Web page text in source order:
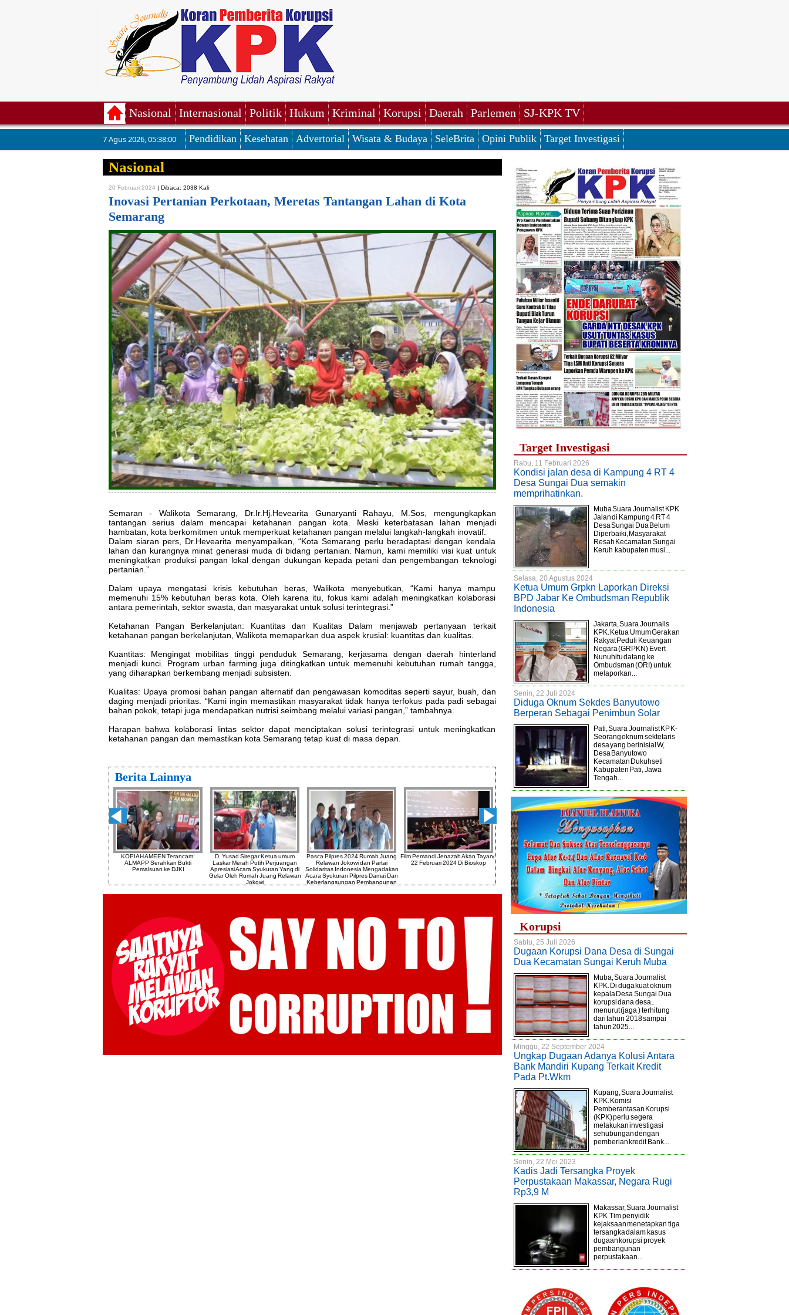
Nasional Internasional Politik Hukum Kriminal Korupsi Daerah Parlemen SJ-KPK TV
7 Agus 2026,05:38:01 Pendidikan Kesehatan Advertorial Wisata & Budaya SeleBrita Opini Publik Target Investigasi
Target Investigasi
Rabu, 11 Februari 2026
Kondisi jalan desa di Kampung 4 RT 4
Desa Sungai Dua semakin
memprihatinkan.
Muba Suara Journalist KPK.
Jalan di Kampung 4 RT 4
Desa Sungai Dua Belum
Diperbaiki, Masyarakat
Resah Kecamatan Sungai
Keruh kabupaten musi...
Selasa, 20 Agustus 2024
Ketua Umum Grpkn Laporkan Direksi
BPD Jabar Ke Ombudsman Republik
Indonesia
Jakarta, Suara Journalis
KPK. Ketua Umum Gerakan
Rakyat Peduli Keuangan
Negara (GRPKN) Evert
Nunuhitu datang ke
Ombudsman (ORI) untuk
melaporkan...
Senin, 22 Juli 2024
Diduga Oknum Sekdes Banyutowo
Berperan Sebagai Penimbun Solar
Pati, Suara Journalist KPK-
Seorang oknum sektetaris
desa yang berinisial W,
Desa Banyutowo
Kecamatan Dukuhseti
Kabupaten Pati, Jawa
Tengah...
Korupsi
Sabtu, 25 Juli 2026
Dugaan Korupsi Dana Desa di Sungai
Dua Kecamatan Sungai Keruh Muba
Muba, Suara Journalist
KPK. Di duga kuat oknum
kepala Desa Sungai Dua
korupsi dana desa,.
menurut (jaga ) terhitung
dari tahun 2018 sampai
tahun 2025...
Minggu, 22 September 2024
Ungkap Dugaan Adanya Kolusi Antara
Bank Mandiri Kupang Terkait Kredit
Pada Pt.Wkm
Kupang, Suara Journalist
KPK. Komisi
Pemberantasan Korupsi
(KPK) perlu segera
melakukan investigasi
sehubungan dengan
pemberian kredit Bank...
Senin, 22 Mei 2023
Kadis Jadi Tersangka Proyek
Perpustakaan Makassar, Negara Rugi
Rp3,9 M
Makassar, Suara Journalist
KPK Tim penyidik
kejaksaan menetapkan tiga
tersangka dalam kasus
dugaan korupsi proyek
pembangunan
perpustakaan...
Nasional
20 Februari 2024 | Dibaca: 2038 Kali
Inovasi Pertanian Perkotaan, Meretas Tantangan Lahan di Kota
Semarang
Semaran - Walikota Semarang, Dr.Ir.Hj.Hevearita Gunaryanti Rahayu, M.Sos, mengungkapkan
tantangan serius dalam mencapai ketahanan pangan kota. Meski keterbatasan lahan menjadi
hambatan, kota berkomitmen untuk memperkuat ketahanan pangan melalui langkah-langkah inovatif.
Dalam siaran pers, Dr.Hevearita menyampaikan, “Kota Semarang perlu beradaptasi dengan kendala
lahan dan kurangnya minat generasi muda di bidang pertanian. Namun, kami memiliki visi kuat untuk
meningkatkan produksi pangan lokal dengan dukungan kepada petani dan pengembangan teknologi
pertanian.”
Dalam upaya mengatasi krisis kebutuhan beras, Walikota menyebutkan, “Kami hanya mampu
memenuhi 15% kebutuhan beras kota. Oleh karena itu, fokus kami adalah meningkatkan kolaborasi
antara pemerintah, sektor swasta, dan masyarakat untuk solusi terintegrasi.”
Ketahanan Pangan Berkelanjutan: Kuantitas dan Kualitas Dalam menjawab pertanyaan terkait
ketahanan pangan berkelanjutan, Walikota memaparkan dua aspek krusial: kuantitas dan kualitas.
Kuantitas: Mengingat mobilitas tinggi penduduk Semarang, kerjasama dengan daerah hinterland
menjadi kunci. Program urban farming juga ditingkatkan untuk memenuhi kebutuhan rumah tangga,
yang diharapkan berkembang menjadi subsisten.
Kualitas: Upaya promosi bahan pangan alternatif dan pengawasan komoditas seperti sayur, buah, dan
daging menjadi prioritas. “Kami ingin memastikan masyarakat tidak hanya terfokus pada padi sebagai
bahan pokok, tetapi juga mendapatkan nutrisi seimbang melalui variasi pangan,” tambahnya.
Harapan bahwa kolaborasi lintas sektor dapat menciptakan solusi terintegrasi untuk meningkatkan
ketahanan pangan dan memastikan kota Semarang tetap kuat di masa depan.
Berita Lainnya
KOPIAH AMEEN Terancam:
ALMAPP Serahkan Bukti
Pemalsuan ke DJKI
D. Yusad Siregar Ketua umum
Laskar Merah Putih Perjuangan
Apresiasi Acara Syukuran Yang di
Gelar Oleh Rumah Juang Relawan
Jokowi
Pasca Pilpres 2024 Rumah Juang
Relawan Jokowi dan Partai
Solidaritas Indonesia Mengadakan
Acara Syukuran Pilpres Damai Dan
Keberlangsungan Pembangunan
Film Pemandi Jenazah Akan Tayang
22 Februari 2024 Di Bioskop
Klarifikasi Ketua KPU Kabupaten
Bogor Muhammad Adi Kurnia:
Mahasiswa STIN Miliki Hak Pilih
Sesuai UU dan Peraturan KPU
Soal Dugaan Kampanye di Rumah
Ibadah, Oknum Caleg DPRD
Dilaporkan Syamsul Jahidin ke
Bawaslu Mataram